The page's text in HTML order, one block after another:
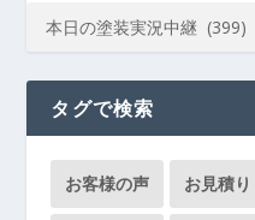
タグで検索
お客様の声 お見積り